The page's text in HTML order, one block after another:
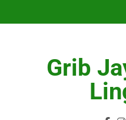
Grib